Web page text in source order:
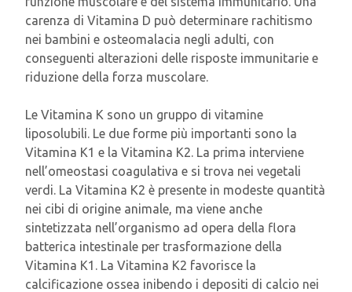
carenza di Vitamina D può determinare rachitismo
nei bambini e osteomalacia negli adulti, con
conseguenti alterazioni delle risposte immunitarie e
riduzione della forza muscolare.
Le Vitamina K sono un gruppo di vitamine
liposolubili. Le due forme più importanti sono la
Vitamina K1 e la Vitamina K2. La prima interviene
nell’omeostasi coagulativa e si trova nei vegetali
verdi. La Vitamina K2 è presente in modeste quantità
nei cibi di origine animale, ma viene anche
sintetizzata nell’organismo ad opera della flora
batterica intestinale per trasformazione della
Vitamina K1. La Vitamina K2 favorisce la
calcificazione ossea inibendo i depositi di calcio nei